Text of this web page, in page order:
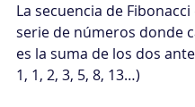
La secuencia de Fibonacci
serie de números donde
es la suma de los dos
1, 1, 2, 3, 5, 8, 13…)